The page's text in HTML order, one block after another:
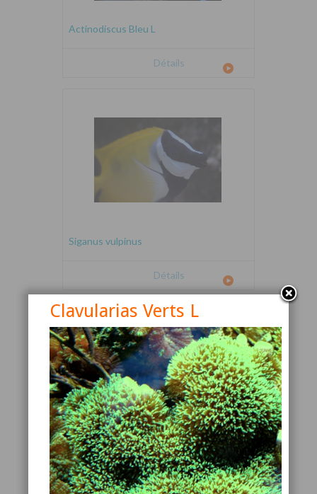
Actinodiscus Bleu L
Détails
Siganus vulpinus
Détails
Canthigaster valentini
Détails
Clavularias Verts L